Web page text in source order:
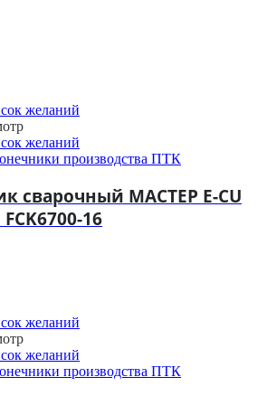
желаний
желаний
производства ПТК
сварочный МАСТЕР E-CU
16
желаний
желаний
производства ПТК